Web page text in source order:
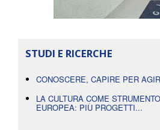
STUDI E RICERCHE
CONOSCERE, CAPIRE PER
LA CULTURA COME
EUROPEA: PIÙ PROGETTI...